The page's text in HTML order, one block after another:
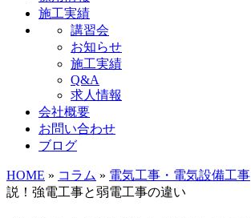
施工実績
講習会
お知らせ
施工実績
Q&A
求人情報
会社概要
お問い合わせ
ブログ
HOME » コラム » 電気工事・電気設備工事
説！強電工事と弱電工事の違い